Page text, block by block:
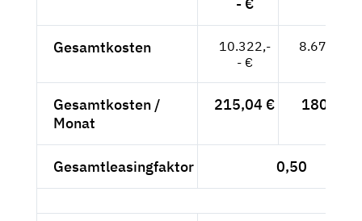
Gesamtkosten
10.322,-
- €
8.673,95
Gesamtkosten /
Monat
215,04 € 180,71 €
Gesamtleasingfaktor 0,50